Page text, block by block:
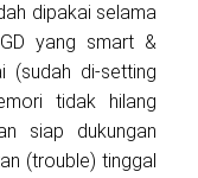
dipakai selama
yang smart &
(sudah di-setting
tidak hilang
siap dukungan
(trouble) tinggal